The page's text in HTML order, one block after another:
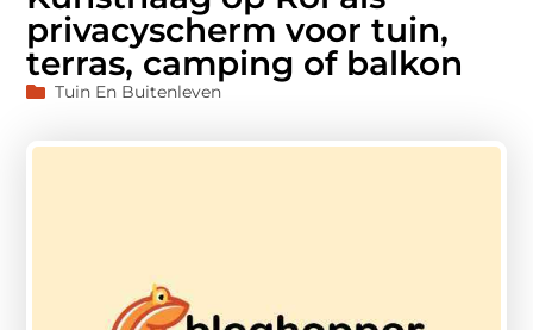
privacyscherm voor tuin,
terras, camping of balkon
Tuin En Buitenleven